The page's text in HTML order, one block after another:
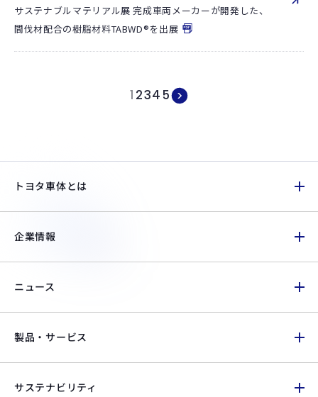
サステナブルマテリアル展 完成車両メーカーが開発した、
間伐材配合の樹脂材料TABWD®を出展
1 234 5
トヨタ車体とは
企業情報
ニュース
製品・サービス
サステナビリティ